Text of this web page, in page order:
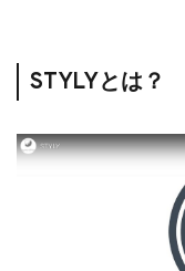
STYLYとは？